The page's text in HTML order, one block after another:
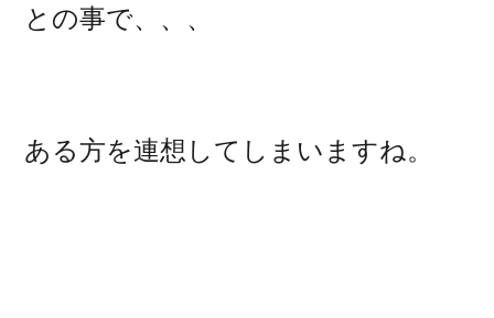
との事で、、、
ある方を連想してしまいますね。